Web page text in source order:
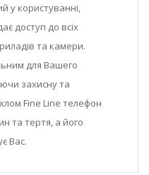
у користуванні,
доступ до всіх
та камери.
для Вашего
захисну та
Fine Line телефон
та тертя, а його
Вас.